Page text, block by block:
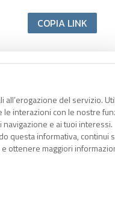
del servizio.
interazioni con le nostre
e ai tuoi interessi.
questa informativa, continui
ottenere maggiori
COPIA LINK